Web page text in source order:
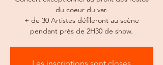
du coeur du var.
+ de 30 Artistes défileront au scène
pendant près de 2H30 de show.